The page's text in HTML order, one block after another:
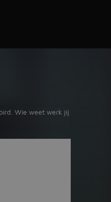
Wie weet werk jij